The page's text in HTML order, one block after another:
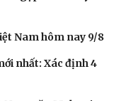
triệu đồng - Sự